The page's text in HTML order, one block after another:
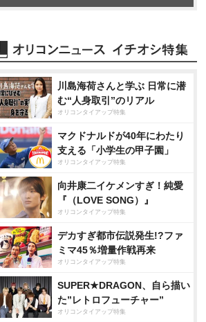
川島海荷さんと学ぶ 日常に潜
む“人身取引”のリアル
オリコンタイアップ特集
マクドナルドが40年にわたり
支える「小学生の甲子園」
オリコンタイアップ特集
向井康二イケメンすぎ！純愛
『（LOVE SONG）』
オリコンタイアップ特集
デカすぎ都市伝説発生!?ファ
ミマ45％増量作戦再来
オリコンタイアップ特集
SUPER★DRAGON、自ら描い
た”レトロフューチャー”
オリコンタイアップ特集